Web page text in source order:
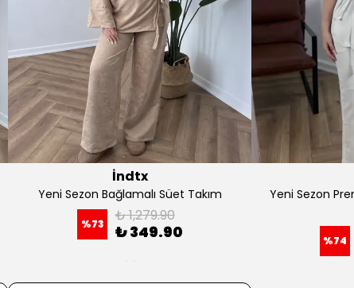
İndtx
Yeni Sezon Bağlamalı Süet Takım
%73 ₺ 1,279.90
₺ 349.90
Yeni Sezon
%74